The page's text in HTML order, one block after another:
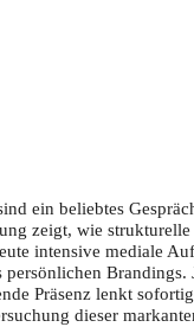
ein beliebtes
zeigt, wie
intensive mediale
Brandings.
Präsenz lenkt
dieser